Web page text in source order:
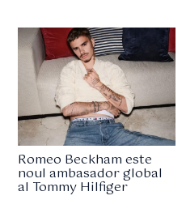
Romeo Beckham este
noul ambasador global
al Tommy Hilfiger